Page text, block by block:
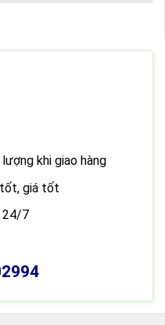
khi giao hàng
tốt, giá tốt
24/7